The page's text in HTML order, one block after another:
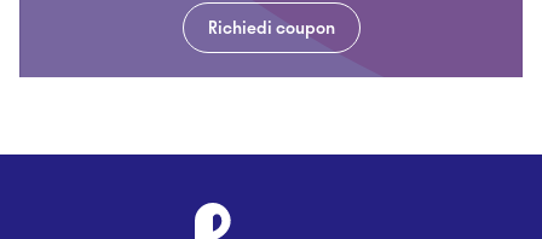
Richiedi coupon